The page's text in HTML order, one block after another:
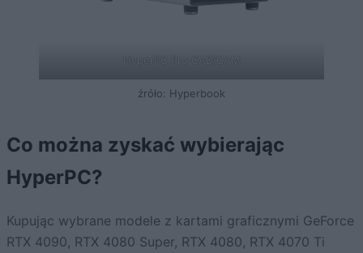
HyperPC Pro CAD/CAM
źróło: Hyperbook
Co można zyskać wybierając
HyperPC?
Kupując wybrane modele z kartami graficznymi GeForce
RTX 4090, RTX 4080 Super, RTX 4080, RTX 4070 Ti